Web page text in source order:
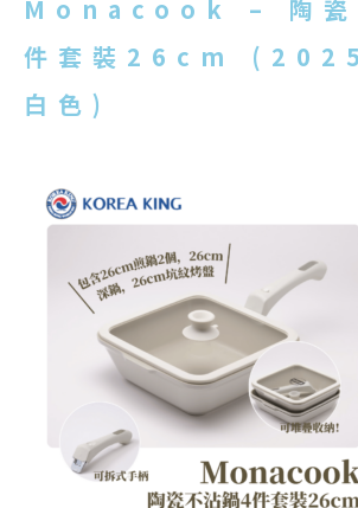
Monacook – 陶瓷
件套裝26cm
白色)